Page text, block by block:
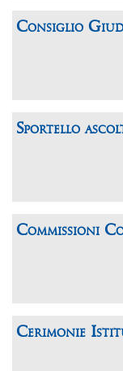
Consiglio
Sportello
Commissioni
Cerimonie